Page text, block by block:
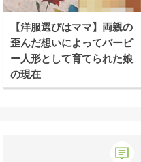
【洋服選びはママ】両親の
歪んだ想いによってバービ
ー人形として育てられた娘
の現在